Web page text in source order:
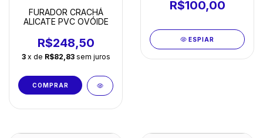
FURADOR CRACHÁ
ALICATE PVC OVÓIDE
R$248,50
3 x de R$82,83 sem juros
R$100,00
ESPIAR